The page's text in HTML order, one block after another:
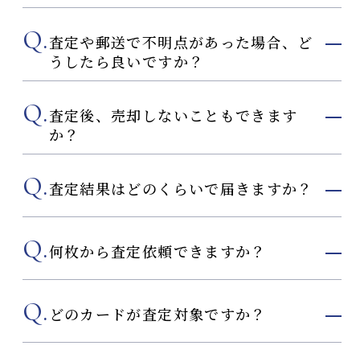
Q.査定や郵送で不明点があった場合、ど
うしたら良いですか？
Q.査定後、売却しないこともできます
か？
Q.査定結果はどのくらいで届きますか？
Q.何枚から査定依頼できますか？
Q. どのカードが査定対象ですか？